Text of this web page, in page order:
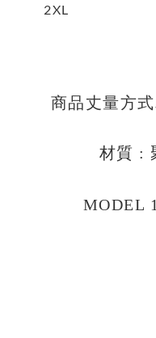
2XL
商品丈量方
材質 :
MODEL